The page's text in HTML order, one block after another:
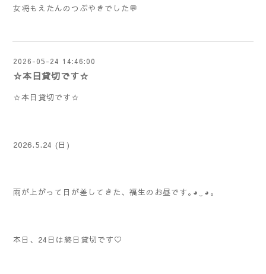
女将もえたんのつぶやきでした💬
2026-05-24 14:46:00
☆本日貸切です☆
☆本日貸切です☆
2026.5.24 (日)
雨が上がって日が差してきた、福生のお昼です｡⁠◕⁠‿⁠◕⁠｡
本日、24日は終日貸切です♡